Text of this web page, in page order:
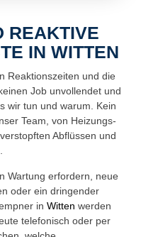
REAKTIVE
IN WITTEN
Reaktionszeiten und die
Job unvollendet und
wir tun und warum. Kein
Team, von Heizungs-
Abflüssen und
Wartung erfordern, neue
oder ein dringender
in Witten werden
telefonisch oder per